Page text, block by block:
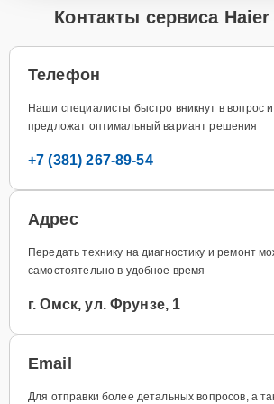
Контакты сервиса
Телефон
Наши специалисты быстро вникнут в вопрос и
предложат оптимальный вариант решения
+7 (381) 267-89-54
Адрес
Передать технику на диагностику и ремонт
самостоятельно в удобное время
г. Омск, ул. Фрунзе, 1
Email
Для отправки более детальных вопросов, а